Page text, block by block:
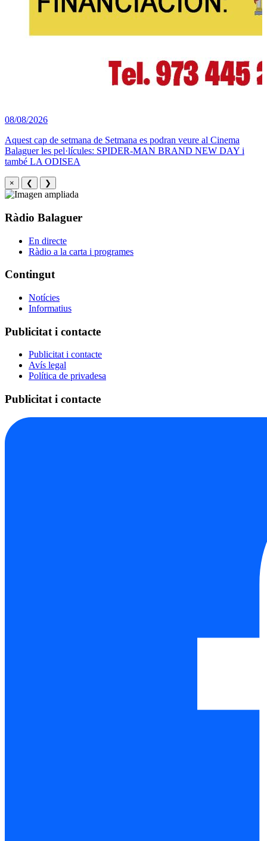
08/08/2026
Aquest cap de setmana de Setmana es podran veure al Cinema
Balaguer les pel·lícules: SPIDER-MAN BRAND NEW DAY i
també LA ODISEA
× ❮ ❯
Ràdio Balaguer
En directe
Ràdio a la carta i programes
Contingut
Notícies
Informatius
Publicitat i contacte
Publicitat i contacte
Avís legal
Política de privadesa
Publicitat i contacte